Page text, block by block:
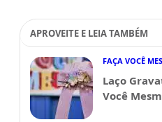
APROVEITE E LEIA TAMBÉM
FAÇA VOCÊ
Laço
Você